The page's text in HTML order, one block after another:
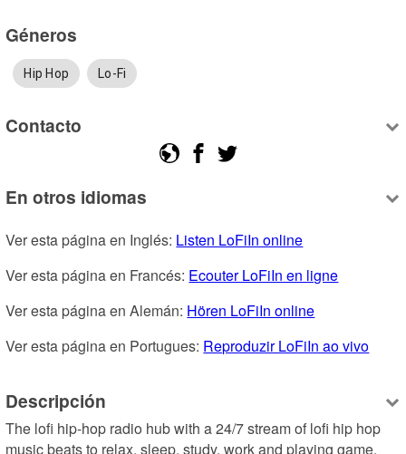
Géneros
Hip Hop Lo-Fi
Contacto
En otros idiomas
Ver esta página en Inglés: Listen LoFiIn online
Ver esta página en Francés: Ecouter LoFiIn en ligne
Ver esta página en Alemán: Hören LoFiIn online
Ver esta página en Portugues: Reproduzir LoFiIn ao vivo
Descripción
The lofi hip-hop radio hub with a 24/7 stream of lofi hip hop
music beats to relax, sleep, study, work and playing game.